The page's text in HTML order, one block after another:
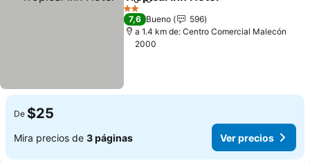
Compartir
Agregar a favoritos
2 Estrellas
7,6 Bueno
596
a 1.4 km de: Centro Comercial Malecón
2000
De $25
Mira precios de 3 páginas Ver precios